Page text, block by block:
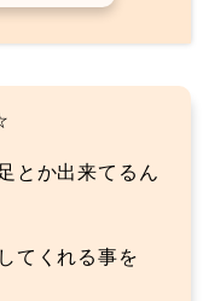
とか出来てるん
てくれる事を